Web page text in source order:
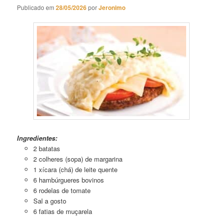
Publicado em28/05/2026porJeronimo
Ingredientes:
2 batatas
2 colheres (sopa) de margarina
1 xícara (chá) de leite quente
6 hambúrgueres bovinos
6 rodelas de tomate
Sal a gosto
6 fatias de muçarela